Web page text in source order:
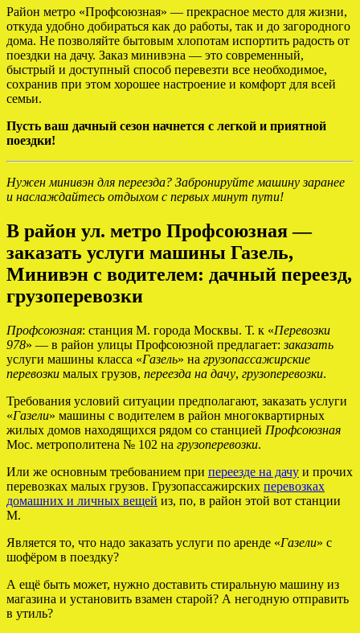
Район метро «Профсоюзная» — прекрасное место для жизни,
откуда удобно добираться как до работы, так и до загородного
дома. Не позволяйте бытовым хлопотам испортить радость от
поездки на дачу. Заказ минивэна — это современный,
быстрый и доступный способ перевезти все необходимое,
сохранив при этом хорошее настроение и комфорт для всей
семьи.
Пусть ваш дачный сезон начнется с легкой и приятной
поездки!
Нужен минивэн для переезда? Забронируйте машину заранее
и наслаждайтесь отдыхом с первых минут пути!
В район ул. метро Профсоюзная —
заказать услуги машины Газель,
Минивэн с водителем: дачный переезд,
грузоперевозки
Профсоюзная: станция М. города Москвы. Т. к «Перевозки
978» — в район улицы Профсоюзной предлагает: заказать
услуги машины класса «Газель» на грузопассажирские
перевозки малых грузов, переезда на дачу, грузоперевозки.
Требования условий ситуации предполагают, заказать услуги
«Газели» машины с водителем в район многоквартирных
жилых домов находящихся рядом со станцией Профсоюзная
Мос. метрополитена № 102 на грузоперевозки.
Или же основным требованием при переезде на дачу и прочих
перевозках малых грузов. Грузопассажирских перевозках
домашних и личных вещей из, по, в район этой вот станции
М.
Является то, что надо заказать услуги по аренде «Газели» с
шофёром в поездку?
А ещё быть может, нужно доставить стиральную машину из
магазина и установить взамен старой? А негодную отправить
в утиль?